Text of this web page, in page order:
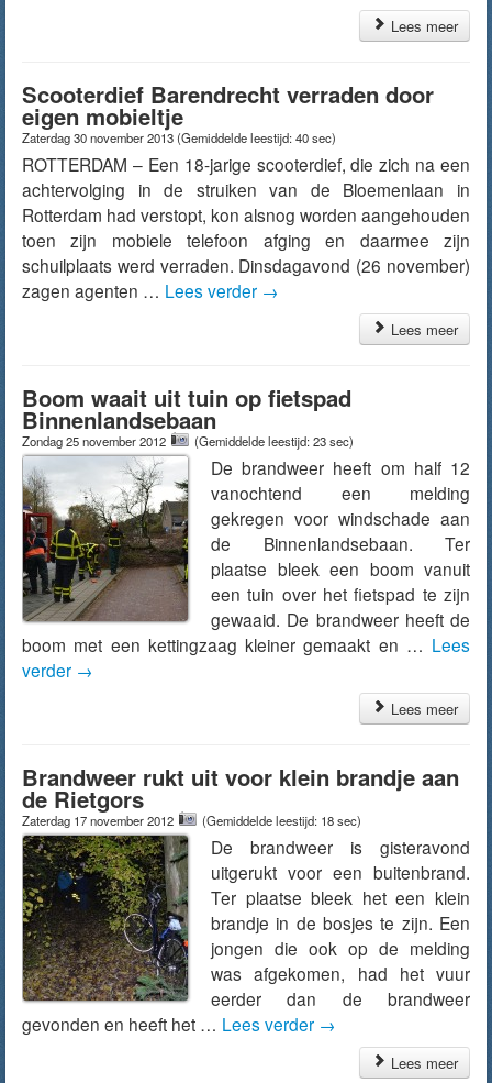
Lees meer
Scooterdief Barendrecht verraden door
eigen mobieltje
Zaterdag 30 november 2013(Gemiddelde leestijd: 40 sec)
ROTTERDAM – Een 18-jarige scooterdief, die zich na een
achtervolging in de struiken van de Bloemenlaan in
Rotterdam had verstopt, kon alsnog worden aangehouden
toen zijn mobiele telefoon afging en daarmee zijn
schuilplaats werd verraden. Dinsdagavond (26 november)
zagen agenten … Lees verder →
Lees meer
Boom waait uit tuin op fietspad
Binnenlandsebaan
Zondag 25 november 2012 (Gemiddelde leestijd: 23 sec)
De brandweer heeft om half 12
vanochtend een melding
gekregen voor windschade aan
de Binnenlandsebaan. Ter
plaatse bleek een boom vanuit
een tuin over het fietspad te zijn
gewaaid. De brandweer heeft de
boom met een kettingzaag kleiner gemaakt en … Lees
verder →
Lees meer
Brandweer rukt uit voor klein brandje aan
de Rietgors
Zaterdag 17 november 2012 (Gemiddelde leestijd: 18 sec)
De brandweer is gisteravond
uitgerukt voor een buitenbrand.
Ter plaatse bleek het een klein
brandje in de bosjes te zijn. Een
jongen die ook op de melding
was afgekomen, had het vuur
eerder dan de brandweer
gevonden en heeft het … Lees verder →
Lees meer